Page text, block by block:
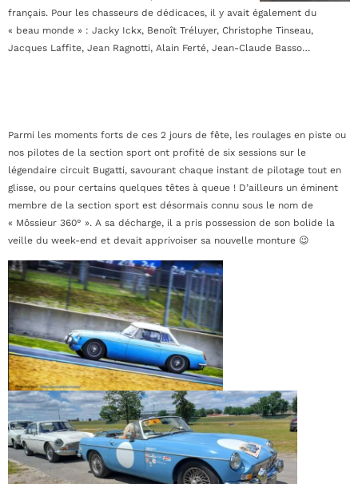
français. Pour les chasseurs de dédicaces, il y avait également du
« beau monde » : Jacky Ickx, Benoît Tréluyer, Christophe Tinseau,
Jacques Laffite, Jean Ragnotti, Alain Ferté, Jean-Claude Basso…
Parmi les moments forts de ces 2 jours de fête, les roulages en piste ou
nos pilotes de la section sport ont profité de six sessions sur le
légendaire circuit Bugatti, savourant chaque instant de pilotage tout en
glisse, ou pour certains quelques têtes à queue ! D’ailleurs un éminent
membre de la section sport est désormais connu sous le nom de
« Môssieur 360° ». A sa décharge, il a pris possession de son bolide la
veille du week-end et devait apprivoiser sa nouvelle monture 😉